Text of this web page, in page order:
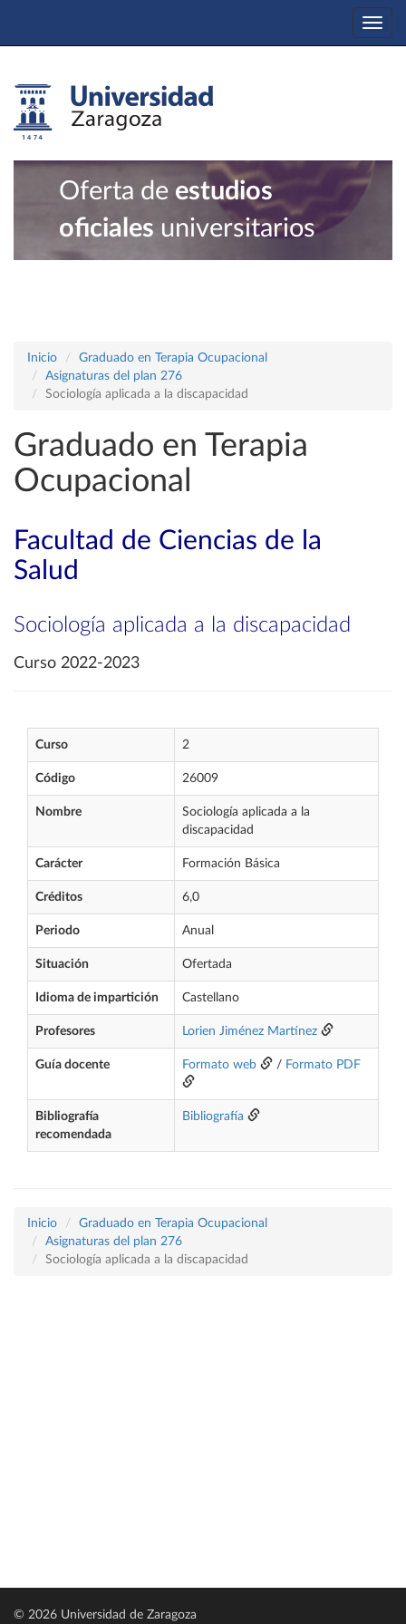
Oferta de estudios
oficiales universitarios
Inicio
Graduado en Terapia Ocupacional
Asignaturas del plan 276
Sociología aplicada a la discapacidad
Graduado en Terapia
Ocupacional
Facultad de Ciencias de la
Salud
Sociología aplicada a la discapacidad
Curso 2022-2023
Curso 2
Código 26009
Nombre
Sociología aplicada a la
discapacidad
Carácter Formación Básica
Créditos 6,0
Periodo Anual
Situación Ofertada
Idioma de impartición Castellano
Profesores Lorien Jiménez Martínez
Guía docente Formato web / Formato PDF
Bibliografía
recomendada
Bibliografía
Inicio
Graduado en Terapia Ocupacional
Asignaturas del plan 276
Sociología aplicada a la discapacidad
© 2026 Universidad de Zaragoza